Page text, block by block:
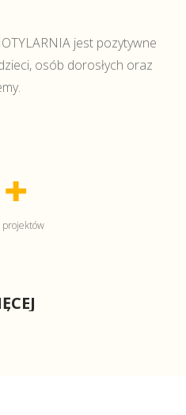
jest pozytywne
osób dorosłych oraz
+
projektów